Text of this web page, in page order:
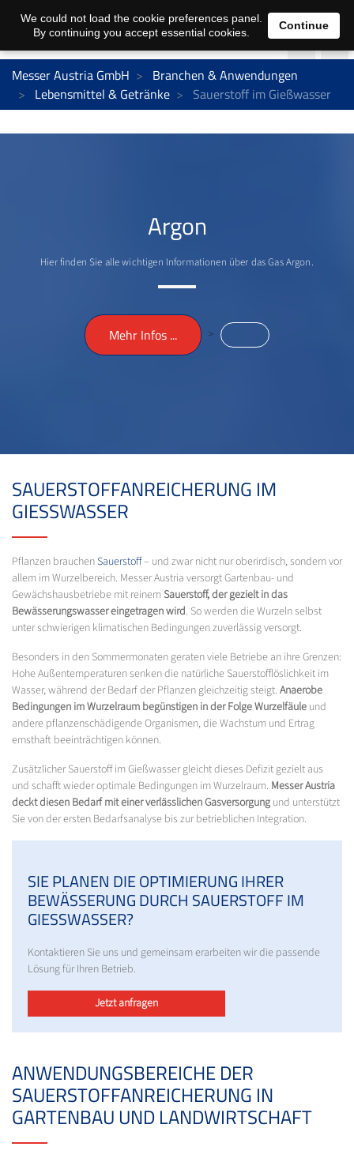
Messer Austria GmbH
Branchen & Anwendungen
Lebensmittel & Getränke
Sauerstoff im Gießwasser
Argon
Hier finden Sie alle wichtigen Informationen über das Gas Argon.
Mehr Infos ... >
SAUERSTOFFANREICHERUNG IM
GIESSWASSER
Pflanzen brauchenSauerstoff– und zwar nicht nur oberirdisch, sondern vor
allem im Wurzelbereich. Messer Austria versorgt Gartenbau- und
Gewächshausbetriebe mit reinemSauerstoff, der gezielt in das
Bewässerungswasser eingetragen wird. So werden die Wurzeln selbst
unter schwierigen klimatischen Bedingungen zuverlässig versorgt.
Besonders in den Sommermonaten geraten viele Betriebe an ihre Grenzen:
Hohe Außentemperaturen senken die natürliche Sauerstofflöslichkeit im
Wasser, während der Bedarf der Pflanzen gleichzeitig steigt. Anaerobe
Bedingungen im Wurzelraum begünstigen in der Folge Wurzelfäule und
andere pflanzenschädigende Organismen, die Wachstum und Ertrag
ernsthaft beeinträchtigen können.
Zusätzlicher Sauerstoff im Gießwasser gleicht dieses Defizit gezielt aus
und schafft wieder optimale Bedingungen im Wurzelraum. Messer Austria
deckt diesen Bedarf mit einer verlässlichen Gasversorgungund unterstützt
Sie von der ersten Bedarfsanalyse bis zur betrieblichen Integration.
SIE PLANEN DIE OPTIMIERUNG IHRER
BEWÄSSERUNG DURCH SAUERSTOFF IM
GIESSWASSER?
Kontaktieren Sie uns und gemeinsam erarbeiten wir die passende
Lösung für Ihren Betrieb.
Jetzt anfragen
ANWENDUNGSBEREICHE DER
SAUERSTOFFANREICHERUNG IN
GARTENBAU UND LANDWIRTSCHAFT
We could not load the cookie preferences panel.
By continuing you accept essential cookies.
Continue